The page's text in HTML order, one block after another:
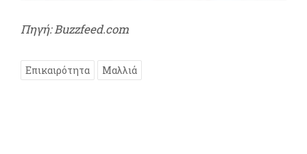
Πηγή: Buzzfeed.com
Επικαιρότητα Μαλλιά